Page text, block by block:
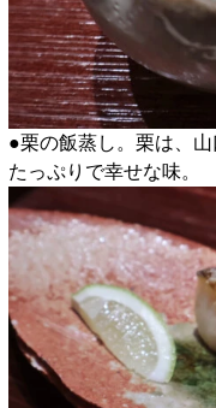
●栗の飯蒸し。栗は、
たっぷりで幸せな味。